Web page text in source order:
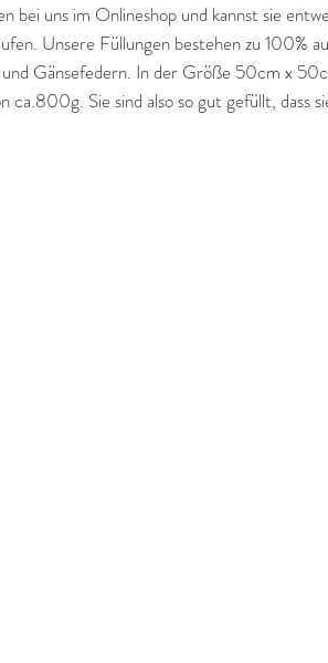
bei uns im Onlineshop und kannst sie
Unsere Füllungen bestehen zu 100%
Gänsefedern. In der Größe 50cm x
ca.800g. Sie sind also so gut gefüllt, dass